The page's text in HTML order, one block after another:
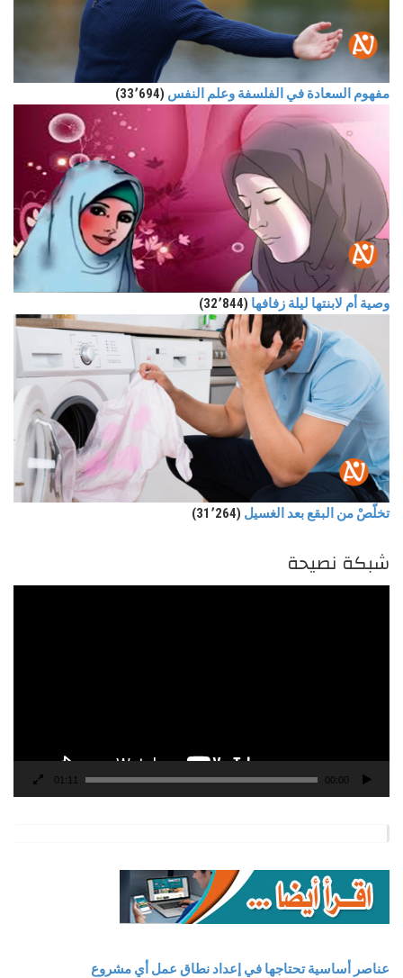
مفهوم السعادة في الفلسفة وعلم النفس (33٬694)
وصية أم لابنتها ليلة زفافها (32٬844)
تخلّصْ من البقع بعد الغسيل (31٬264)
شبكة نصيحة
00:00
01:11
عناصر أساسية تحتاجها في إعداد نطاق عمل أي مشروع